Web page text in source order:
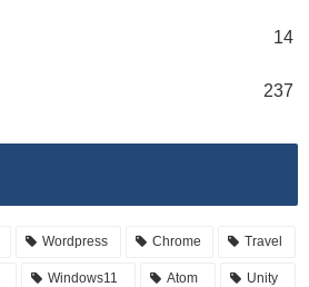
14
237
Wordpress Chrome Travel
Windows11 Atom Unity